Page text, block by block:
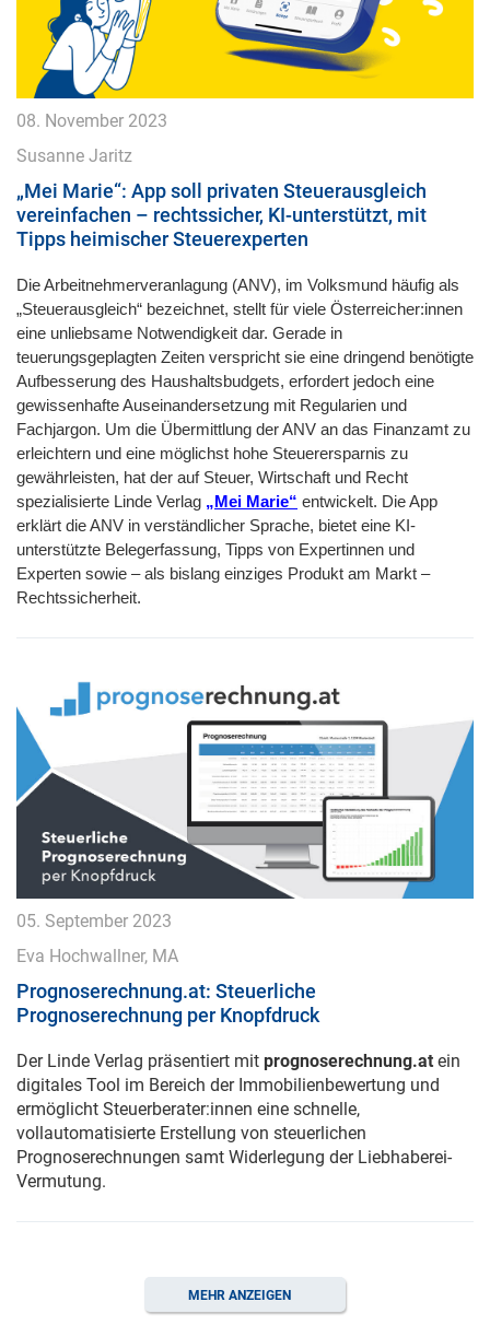
08. November 2023
Susanne Jaritz
„Mei Marie“: App soll privaten Steuerausgleich
vereinfachen – rechtssicher, KI-unterstützt, mit
Tipps heimischer Steuerexperten
Die Arbeitnehmerveranlagung (ANV), im Volksmund häufig als
„Steuerausgleich“ bezeichnet, stellt für viele Österreicher:innen
eine unliebsame Notwendigkeit dar. Gerade in
teuerungsgeplagten Zeiten verspricht sie eine dringend benötigte
Aufbesserung des Haushaltsbudgets, erfordert jedoch eine
gewissenhafte Auseinandersetzung mit Regularien und
Fachjargon. Um die Übermittlung der ANV an das Finanzamt zu
erleichtern und eine möglichst hohe Steuerersparnis zu
gewährleisten, hat der auf Steuer, Wirtschaft und Recht
spezialisierte Linde Verlag „Mei Marie“ entwickelt. Die App
erklärt die ANV in verständlicher Sprache, bietet eine KI-
unterstützte Belegerfassung, Tipps von Expertinnen und
Experten sowie – als bislang einziges Produkt am Markt –
Rechtssicherheit.
05. September 2023
Eva Hochwallner, MA
Prognoserechnung.at: Steuerliche
Prognoserechnung per Knopfdruck
Der Linde Verlag präsentiert mit prognoserechnung.at ein
digitales Tool im Bereich der Immobilienbewertung und
ermöglicht Steuerberater:innen eine schnelle,
vollautomatisierte Erstellung von steuerlichen
Prognoserechnungen samt Widerlegung der Liebhaberei-
Vermutung.
MEHR ANZEIGEN